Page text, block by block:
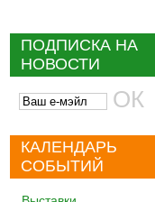
ПОДПИСКА НА
НОВОСТИ
КАЛЕНДАРЬ
СОБЫТИЙ